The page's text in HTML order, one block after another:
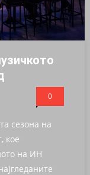
0
сезона на
кое
на ИН